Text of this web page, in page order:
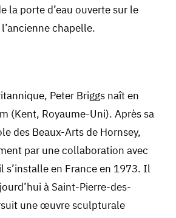
la porte d’eau ouverte sur le
chapelle.
Peter Briggs naît en
(Kent, Royaume-Uni). Après sa
des Beaux-Arts de Hornsey,
par une collaboration avec
s’installe en France en 1973. Il
à Saint-Pierre-des-
une œuvre sculpturale